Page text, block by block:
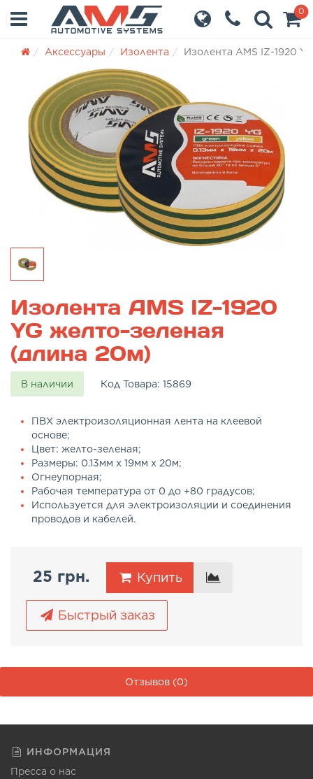
0
Аксессуары Изолента Изолента AMS IZ-1920
Изолента AMS IZ-1920
YG желто-зеленая
(длина 20м)
В наличии Код Товара: 15869
ПВХ электроизоляционная лента на клеевой
основе;
Цвет: желто-зеленая;
Размеры: 0.13мм x 19мм x 20м;
Огнеупорная;
Рабочая температура от 0 до +80 градусов;
Используется для электроизоляции и соединения
проводов и кабелей.
25 грн. Купить
Быстрый заказ
Отзывов (0)
ИНФОРМАЦИЯ
Пресса о нас